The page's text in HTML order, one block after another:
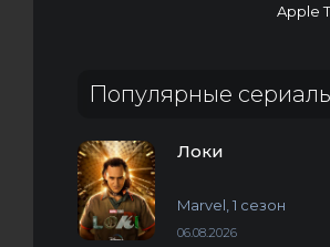
Apple
Популярные
Локи
Marvel, 1 сезон
06.08.2026